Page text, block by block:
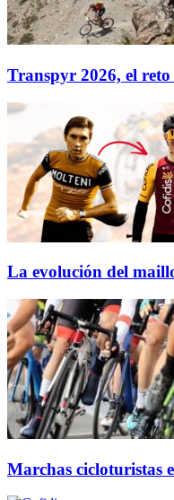
Transpyr 2026, el reto
La evolución del
Marchas cicloturistas